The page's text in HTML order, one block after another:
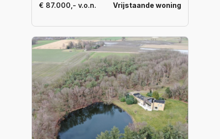
€ 87.000,- v.o.n. Vrijstaande woning